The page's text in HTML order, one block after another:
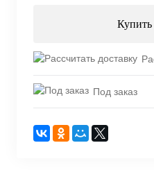
Купить
Под заказ